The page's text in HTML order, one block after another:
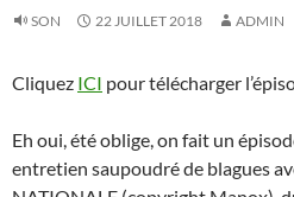
SON 22 JUILLET 2018 ADMIN
Cliquez ICI pour télécharger
Eh oui, été oblige, on fait un
entretien saupoudré de blagues